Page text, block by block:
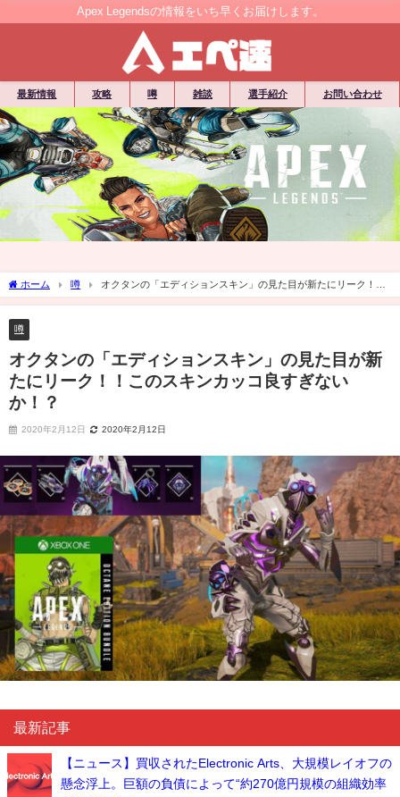
Apex Legendsの情報をいち早くお届けします。
最新情報 攻略 噂 雑談 選手紹介 お問い合わせ
ホーム 噂
オクタンの「エディションスキン」の見た目が新たにリーク！！
このスキンカッコ良すぎないか！？
噂
オクタンの「エディションスキン」の見た目が新
たにリーク！！このスキンカッコ良すぎない
か！？
2020年2月12日 2020年2月12日
最新記事
【ニュース】買収されたElectronic Arts、大規模レイオフの
懸念浮上。巨額の負債によって“約270億円規模の組織効率